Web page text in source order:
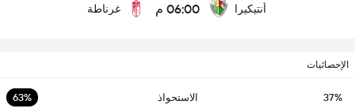
أنتيكيرا 06:00 م غرناطة
الإحصائيات
37% الاستحواذ 63%